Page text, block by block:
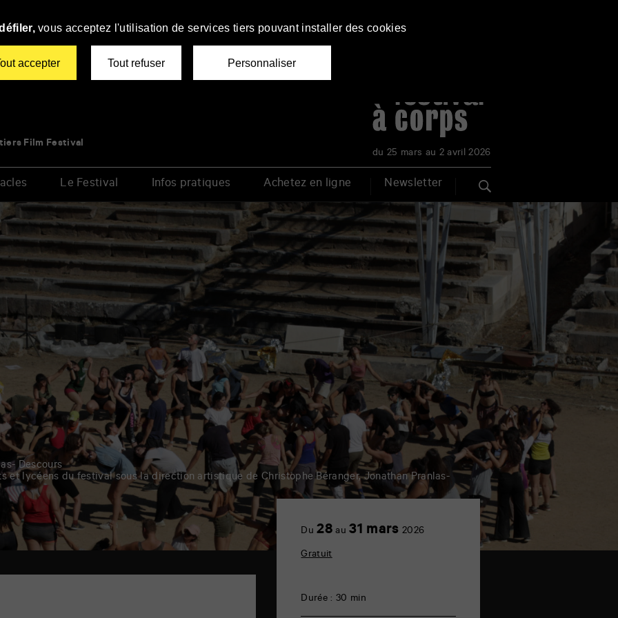
Film Festival
du 25 mars au 2 avril 2026
Le Festival Infos pratiques Achetez en ligne Newsletter
Descours
et lycéens du festival sous la direction artistique de Christophe Béranger, Jonathan Pranlas-
Du28 au31 mars 2026
Gratuit
Durée : 30 min
vous acceptez l'utilisation de services tiers pouvant installer des cookies
accepter Tout refuser Personnaliser